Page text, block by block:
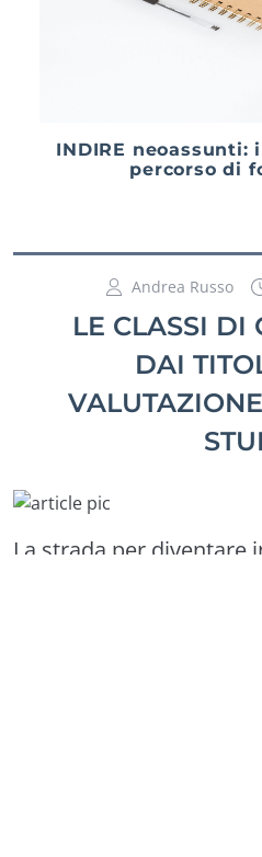
INDIRE neoassunti:
percorso di
Andrea Russo
LE CLASSI DI
DAI
La strada per diventare